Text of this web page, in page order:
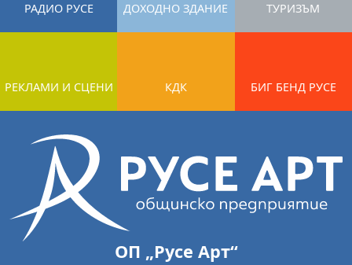
РАДИО РУСЕ ДОХОДНО ЗДАНИЕ ТУРИЗЪМ
РЕКЛАМИ И СЦЕНИ КДК БИГ БЕНД РУСЕ
ОП „Русе Арт“